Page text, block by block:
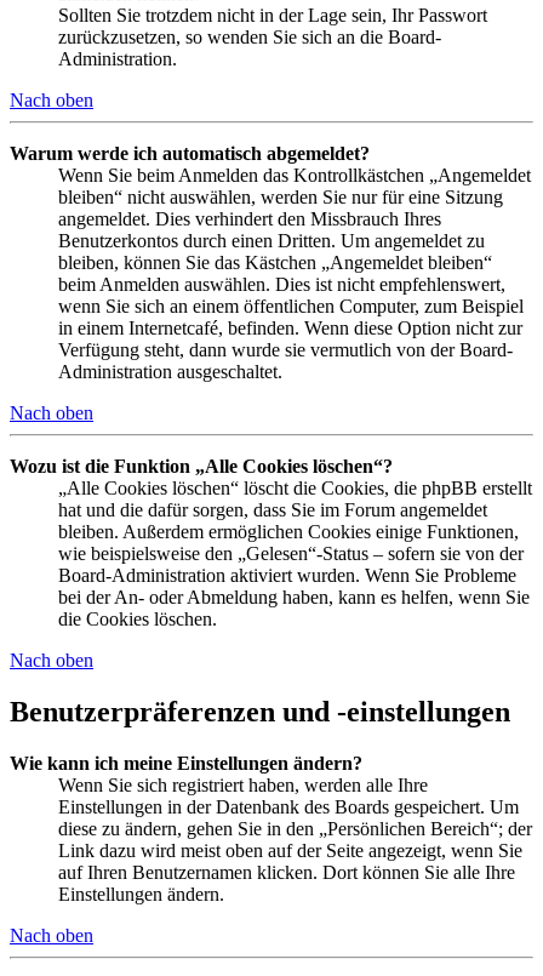
Sollten Sie trotzdem nicht in der Lage sein, Ihr Passwort
zurückzusetzen, so wenden Sie sich an die Board-
Administration.
Nach oben
Warum werde ich automatisch abgemeldet?
Wenn Sie beim Anmelden das Kontrollkästchen „Angemeldet
bleiben“ nicht auswählen, werden Sie nur für eine Sitzung
angemeldet. Dies verhindert den Missbrauch Ihres
Benutzerkontos durch einen Dritten. Um angemeldet zu
bleiben, können Sie das Kästchen „Angemeldet bleiben“
beim Anmelden auswählen. Dies ist nicht empfehlenswert,
wenn Sie sich an einem öffentlichen Computer, zum Beispiel
in einem Internetcafé, befinden. Wenn diese Option nicht zur
Verfügung steht, dann wurde sie vermutlich von der Board-
Administration ausgeschaltet.
Nach oben
Wozu ist die Funktion „Alle Cookies löschen“?
„Alle Cookies löschen“ löscht die Cookies, die phpBB erstellt
hat und die dafür sorgen, dass Sie im Forum angemeldet
bleiben. Außerdem ermöglichen Cookies einige Funktionen,
wie beispielsweise den „Gelesen“-Status – sofern sie von der
Board-Administration aktiviert wurden. Wenn Sie Probleme
bei der An- oder Abmeldung haben, kann es helfen, wenn Sie
die Cookies löschen.
Nach oben
Benutzerpräferenzen und -einstellungen
Wie kann ich meine Einstellungen ändern?
Wenn Sie sich registriert haben, werden alle Ihre
Einstellungen in der Datenbank des Boards gespeichert. Um
diese zu ändern, gehen Sie in den „Persönlichen Bereich“; der
Link dazu wird meist oben auf der Seite angezeigt, wenn Sie
auf Ihren Benutzernamen klicken. Dort können Sie alle Ihre
Einstellungen ändern.
Nach oben